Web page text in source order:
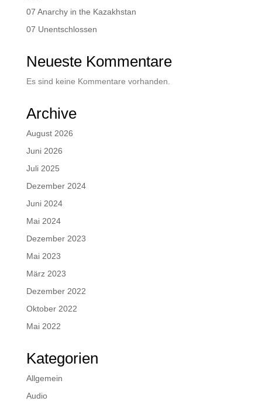
07 Anarchy in the Kazakhstan
07 Unentschlossen
Neueste Kommentare
Es sind keine Kommentare vorhanden.
Archive
August 2026
Juni 2026
Juli 2025
Dezember 2024
Juni 2024
Mai 2024
Dezember 2023
Mai 2023
März 2023
Dezember 2022
Oktober 2022
Mai 2022
Kategorien
Allgemein
Audio